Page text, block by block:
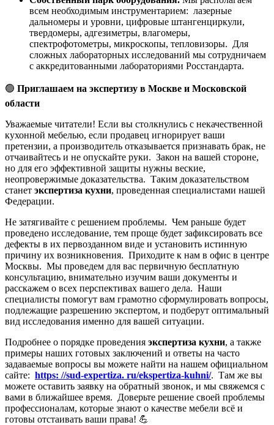
всем необходимым инструментарием: лазерные
дальномеры и уровни, цифровые штангенциркули,
твердомеры, адгезиметры, влагомеры,
спектрофотометры, микроскопы, тепловизоры. Для
сложных лабораторных исследований мы сотрудничаем
с аккредитованными лабораториями Росстандарта.
🟢 Приглашаем на экспертизу в Москве и Московской
области
Уважаемые читатели! Если вы столкнулись с некачественной
кухонной мебелью, если продавец игнорирует ваши
претензии, а производитель отказывается признавать брак, не
отчаивайтесь и не опускайте руки. Закон на вашей стороне,
но для его эффективной защиты нужны веские,
неопровержимые доказательства. Таким доказательством
станет экспертиза кухни, проведенная специалистами нашей
Федерации.
Не затягивайте с решением проблемы. Чем раньше будет
проведено исследование, тем проще будет зафиксировать все
дефекты в их первозданном виде и установить истинную
причину их возникновения. Приходите к нам в офис в центре
Москвы. Мы проведем для вас первичную бесплатную
консультацию, внимательно изучим ваши документы и
расскажем о всех перспективах вашего дела. Наши
специалисты помогут вам грамотно сформулировать вопросы,
подлежащие разрешению экспертом, и подберут оптимальный
вид исследования именно для вашей ситуации.
Подробнее о порядке проведения экспертиза кухни, а также
примеры наших готовых заключений и ответы на часто
задаваемые вопросы вы можете найти на нашем официальном
сайте: https: //sud-expertiza. ru/ekspertiza-kuhni/. Там же вы
можете оставить заявку на обратный звонок, и мы свяжемся с
вами в ближайшее время. Доверьте решение своей проблемы
профессионалам, которые знают о качестве мебели всё и
готовы отстаивать ваши права! 💪